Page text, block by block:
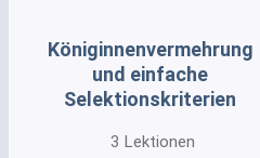
Königinnenvermehrung
und einfache
Selektionskriterien
3 Lektionen